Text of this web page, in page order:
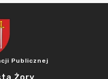
Publicznej